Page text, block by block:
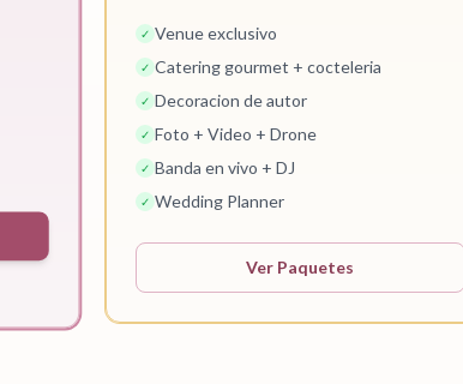
✓ Venue exclusivo
✓ Catering gourmet + cocteleria
✓ Decoracion de autor
✓ Foto + Video + Drone
✓ Banda en vivo + DJ
✓ Wedding Planner
Ver Paquetes